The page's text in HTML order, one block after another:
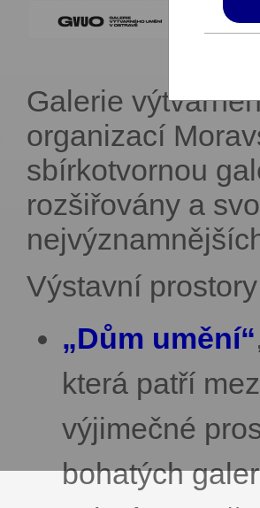
Galerie
organizací
sbírkotvornou
rozšiřovány a
Výstavní prostory
„Dům umění“
která patří
výjimečné
bohatých